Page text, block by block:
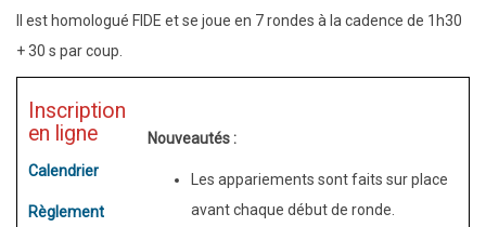
Il est homologué FIDE et se joue en 7 rondes à la cadence de 1h30
+ 30 s par coup.
Inscription
en ligne
Calendrier
Règlement
Nouveautés :
Les appariements sont faits sur place
avant chaque début de ronde.